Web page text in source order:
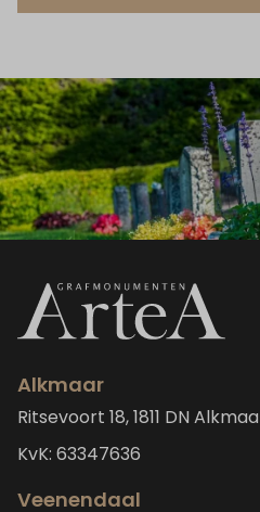
Alkmaar
Ritsevoort 18, 1811 DN
KvK: 63347636
Veenendaal